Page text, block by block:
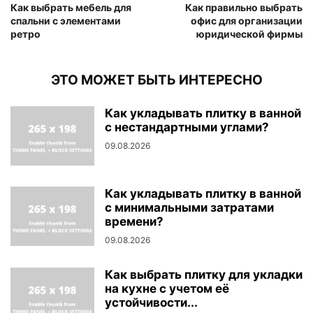
Как выбрать мебель для
спальни с элементами
ретро
Как правильно выбрать
офис для организации
юридической фирмы
ЭТО МОЖЕТ БЫТЬ ИНТЕРЕСНО
Как укладывать плитку в ванной
с нестандартными углами?
09.08.2026
Как укладывать плитку в ванной
с минимальными затратами
времени?
09.08.2026
Как выбрать плитку для укладки
на кухне с учетом её
устойчивости...